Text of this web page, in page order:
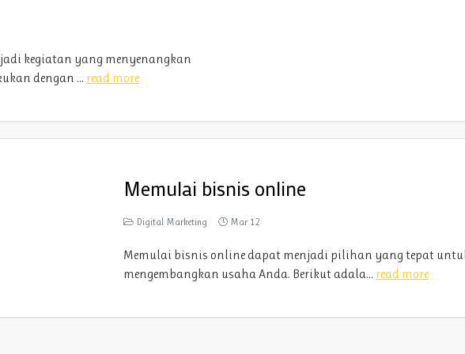
kegiatan yang menyenangkan
dengan ... read more
Memulai bisnis online
Digital Marketing Mar 12
Memulai bisnis online dapat menjadi pilihan yang tepat
mengembangkan usaha Anda. Berikut adala... read more